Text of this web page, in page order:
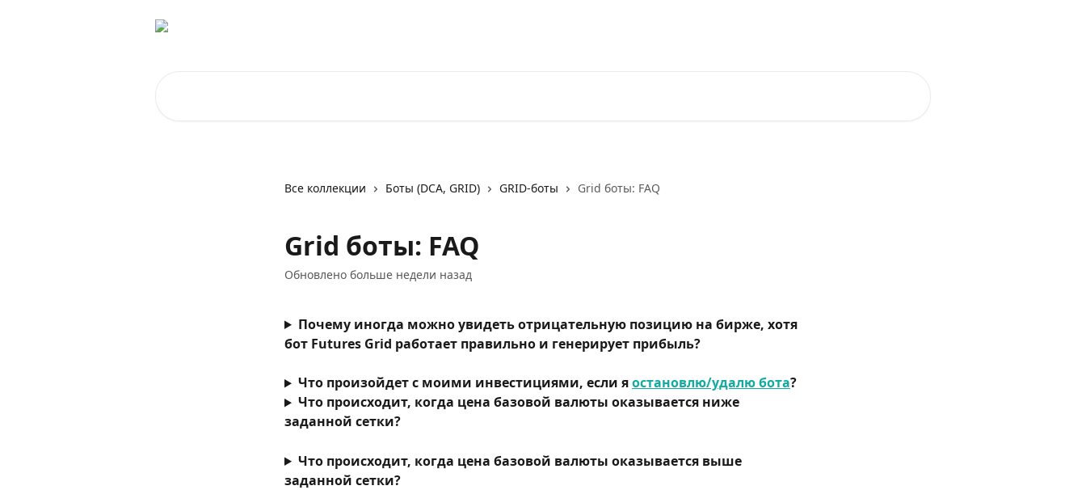
Все коллекции Боты (DCA, GRID) GRID-боты Grid боты: FAQ
Grid боты: FAQ
Обновлено больше недели назад
Почему иногда можно увидеть отрицательную позицию на бирже, хотя
бот Futures Grid работает правильно и генерирует прибыль?
Что произойдет с моими инвестициями, если я остановлю/удалю бота?
Что происходит, когда цена базовой валюты оказывается ниже
заданной сетки?
Что происходит, когда цена базовой валюты оказывается выше
заданной сетки?